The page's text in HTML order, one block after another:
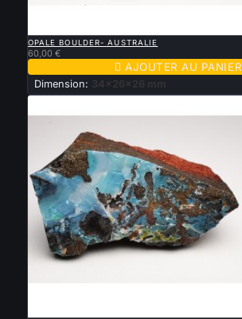
OPALE BOULDER- AUSTRALIE
60,00 €
 AJOUTER AU PANIER
Dimension: 34x26x26 mm